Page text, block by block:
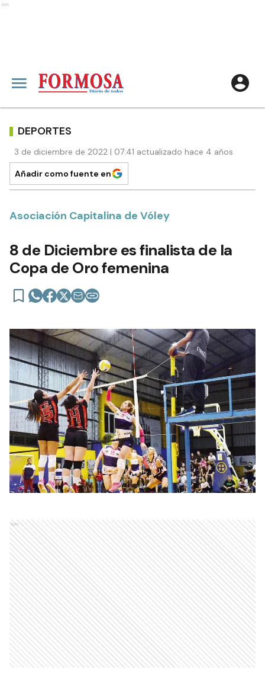
Ads
DEPORTES
3 de diciembre de 2022 | 07:41 actualizado hace 4 años
Añadir como fuente en
Asociación Capitalina de Vóley
8 de Diciembre es finalista de la
Copa de Oro femenina
Ads